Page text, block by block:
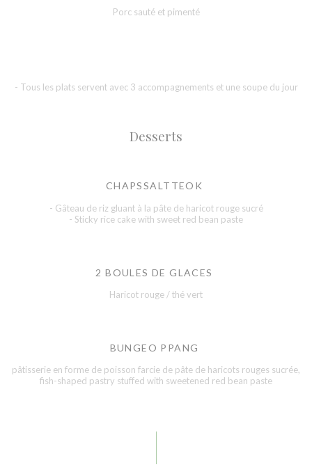
Porc sauté et pimenté
- Tous les plats servent avec 3 accompagnements et une soupe du jour
Desserts
CHAPSSALTTEOK
- Gâteau de riz gluant à la pâte de haricot rouge sucré
- Sticky rice cake with sweet red bean paste
2 BOULES DE GLACES
Haricot rouge / thé vert
BUNGEO PPANG
pâtisserie en forme de poisson farcie de pâte de haricots rouges sucrée,
fish-shaped pastry stuffed with sweetened red bean paste